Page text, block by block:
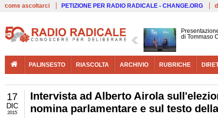
come ascoltarci PETIZIONE PER RADIO RADICALE - CHANGE.ORG
di Tommaso
PALINSESTO RIASCOLTA ARCHIVIO RUBRICHE
17
DIC
2015
Intervista ad Alberto Airola
nomina parlamentare e sul testo